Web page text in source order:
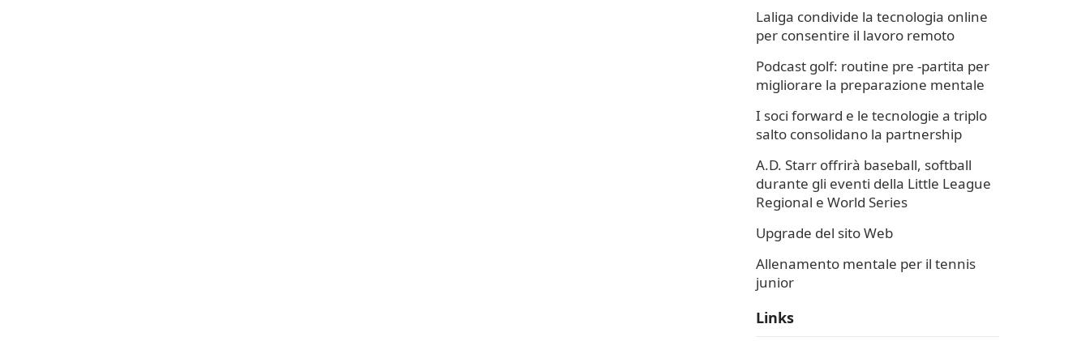
Laliga condivide la tecnologia online
per consentire il lavoro remoto
Podcast golf: routine pre -partita per
migliorare la preparazione mentale
I soci forward e le tecnologie a triplo
salto consolidano la partnership
A.D. Starr offrirà baseball, softball
durante gli eventi della Little League
Regional e World Series
Upgrade del sito Web
Allenamento mentale per il tennis
junior
Links